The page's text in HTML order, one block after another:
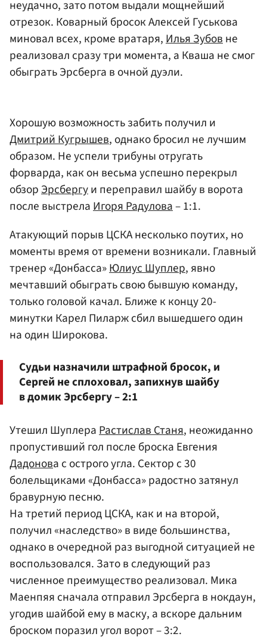
неудачно, зато потом выдали мощнейший
отрезок. Коварный бросок Алексей Гуськова
миновал всех, кроме вратаря,Илья Зубовне
реализовал сразу три момента, а Кваша не смог
обыграть Эрсберга в очной дуэли.
Хорошую возможность забить получил и
Дмитрий Кугрышев, однако бросил не лучшим
образом. Не успели трибуны отругать
форварда, как он весьма успешно перекрыл
обзорЭрсбергуи переправил шайбу в ворота
после выстрелаИгоря Радулова– 1:1.
Атакующий порыв ЦСКА несколько поутих, но
моменты время от времени возникали. Главный
тренер «Донбасса»Юлиус Шуплер, явно
мечтавший обыграть свою бывшую команду,
только головой качал. Ближе к концу 20-
минутки Карел Пиларж сбил вышедшего один
на один Широкова.
Судьи назначили штрафной бросок, и
Сергей не сплоховал, запихнув шайбу
в домик Эрсбергу – 2:1
Утешил ШуплераРастислав Станя, неожиданно
пропустивший гол после броска Евгения
Дадонова с острого угла. Сектор с 30
болельщиками «Донбасса» радостно затянул
бравурную песню.
На третий период ЦСКА, как и на второй,
получил «наследство» в виде большинства,
однако в очередной раз выгодной ситуацией не
воспользовался. Зато в следующий раз
численное преимущество реализовал. Мика
Маенпяя сначала отправил Эрсберга в нокдаун,
угодив шайбой ему в маску, а вскоре дальним
броском поразил угол ворот – 3:2.